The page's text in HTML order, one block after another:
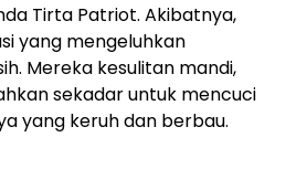
Tirta Patriot. Akibatnya,
yang mengeluhkan
Mereka kesulitan mandi,
sekadar untuk mencuci
yang keruh dan berbau.